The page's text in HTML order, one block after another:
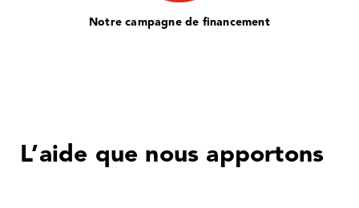
Notre campagne de financement
L’aide que nous apportons